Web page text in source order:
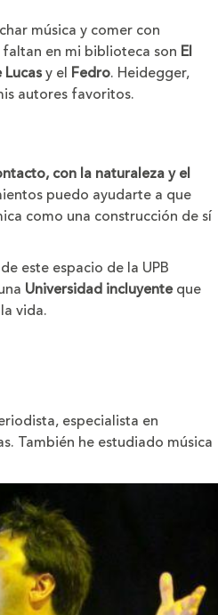
música y comer con
en mi biblioteca son El
y el Fedro. Heidegger,
autores favoritos.
con la naturaleza y el
puedo ayudarte a que
como una construcción de sí
este espacio de la UPB
Universidad incluyenteque
vida.
especialista en
También he estudiado música